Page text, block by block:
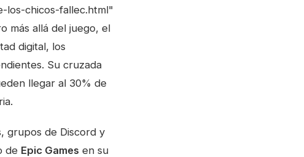
los-chicos-fallec.html"
más allá del juego, el
digital, los
Su cruzada
llegar al 30% de
grupos de Discord y
de Epic Games en su